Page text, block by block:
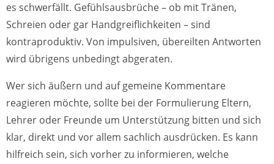
es schwerfällt. Gefühlsausbrüche – ob mit Tränen,
Schreien oder gar Handgreiflichkeiten – sind
kontraproduktiv. Von impulsiven, übereilten Antworten
wird übrigens unbedingt abgeraten.
Wer sich äußern und auf gemeine Kommentare
reagieren möchte, sollte bei der Formulierung Eltern,
Lehrer oder Freunde um Unterstützung bitten und sich
klar, direkt und vor allem sachlich ausdrücken. Es kann
hilfreich sein, sich vorher zu informieren, welche